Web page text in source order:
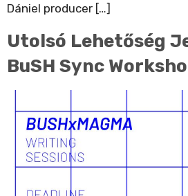
Dániel producer […]
Utolsó Lehetőség
BuSH Sync